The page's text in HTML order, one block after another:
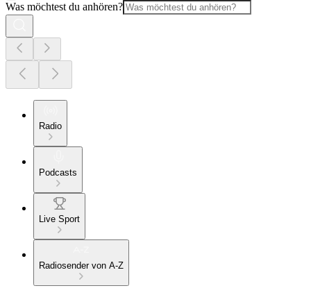
Was möchtest du anhören?
Radio
Podcasts
Live Sport
Radiosender von A-Z